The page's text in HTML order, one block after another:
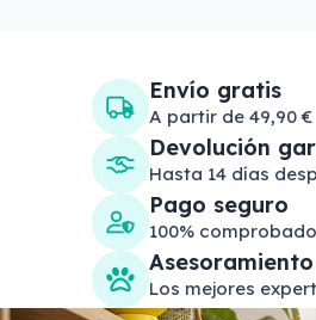
Envío gratis
A partir de 49,90 €
Devolución
Hasta 14 días
Pago seguro
100% comprobado
Los mejores